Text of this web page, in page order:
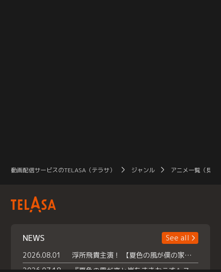
動画配信サービスのTELASA（テラサ） ジャンル アニメ一覧（見放
NEWS
See all
2026.08.01
浮所飛貴主演！ 【夏色の風が僕の家にやってきた】 本日よりテラサで独占配信スタート！